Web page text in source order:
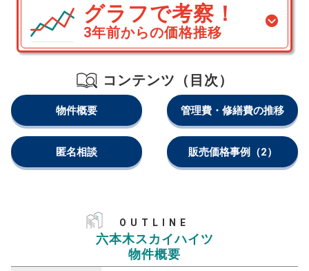
グラフで考察！
3年前からの価格推移
コンテンツ（目次）
物件概要 管理費・修繕費の推移
匿名相談 販売価格事例 （2）
OUTLINE
六本木スカイハイツ
物件概要